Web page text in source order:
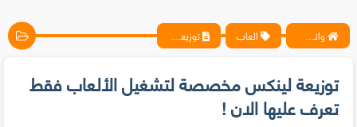
واتس آب ، فيسبوك ، أنترنت ، شروحات تقنية حصرية - المحترف العاب توزيعة لينكس مخصصة لتشغيل الألعاب فقط تعرف عليها الان !
توزيعة لينكس مخصصة لتشغيل الألعاب فقط
تعرف عليها الان !